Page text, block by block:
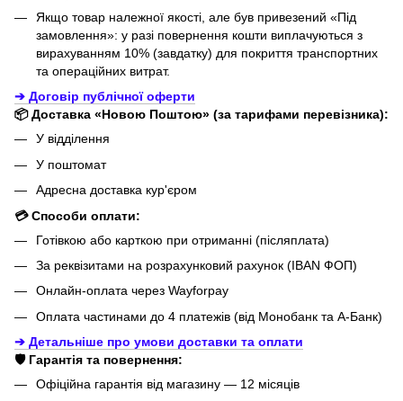
Якщо товар належної якості, але був привезений «Під
замовлення»: у разі повернення кошти виплачуються з
вирахуванням 10% (завдатку) для покриття транспортних
та операційних витрат.
➔ Договір публічної оферти
📦 Доставка «Новою Поштою» (за тарифами перевізника):
У відділення
У поштомат
Адресна доставка кур'єром
💳 Способи оплати:
Готівкою або карткою при отриманні (післяплата)
За реквізитами на розрахунковий рахунок (IBAN ФОП)
Онлайн-оплата через Wayforpay
Оплата частинами до 4 платежів (від Монобанк та А-Банк)
➔ Детальніше про умови доставки та оплати
🛡️ Гарантія та повернення:
Офіційна гарантія від магазину — 12 місяців